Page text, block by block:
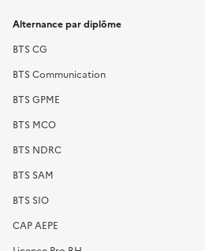
Alternance par diplôme
BTS CG
BTS Communication
BTS GPME
BTS MCO
BTS NDRC
BTS SAM
BTS SIO
CAP AEPE